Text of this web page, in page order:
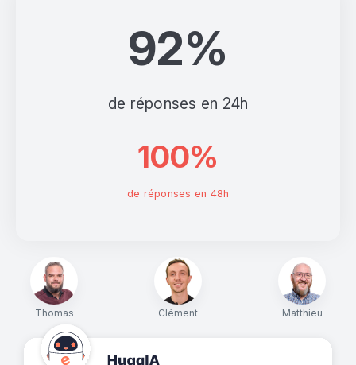
Thomas Clément Matthieu
92%
de réponses en 24h
100%
de réponses en 48h